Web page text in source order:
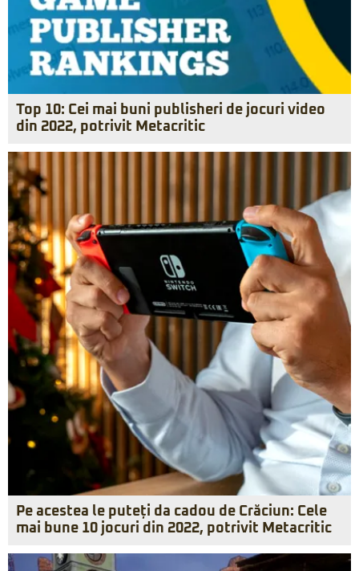
Top 10: Cei mai buni publisheri de jocuri video
din 2022, potrivit Metacritic
Pe acestea le puteți da cadou de Crăciun: Cele
mai bune 10 jocuri din 2022, potrivit Metacritic